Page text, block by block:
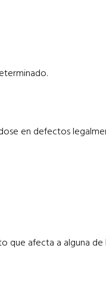
en defectos
que afecta a alguna de